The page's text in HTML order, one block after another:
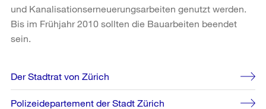
und Kanalisationserneuerungsarbeiten genutzt werden.
Bis im Frühjahr 2010 sollten die Bauarbeiten beendet
sein.
Weitere
Informationen
Der Stadtrat von Zürich
Polizeidepartement der Stadt Zürich